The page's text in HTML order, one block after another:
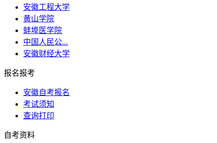
安徽工程大学
黄山学院
蚌埠医学院
中国人民公...
安徽财经大学
报名报考
安徽自考报名
考试须知
查询打印
自考资料